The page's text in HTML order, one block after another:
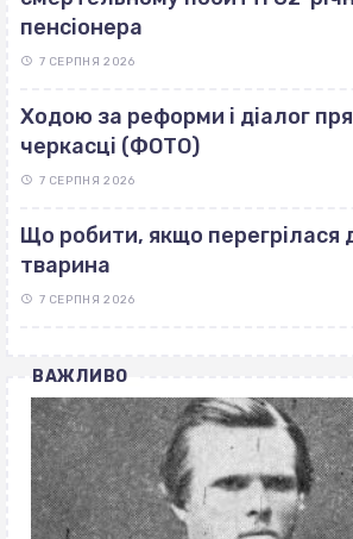
пенсіонера
7 СЕРПНЯ 2026
Ходою за реформи і діалог
черкасці (ФОТО)
7 СЕРПНЯ 2026
Що робити, якщо перегрілася
тварина
7 СЕРПНЯ 2026
ВАЖЛИВО